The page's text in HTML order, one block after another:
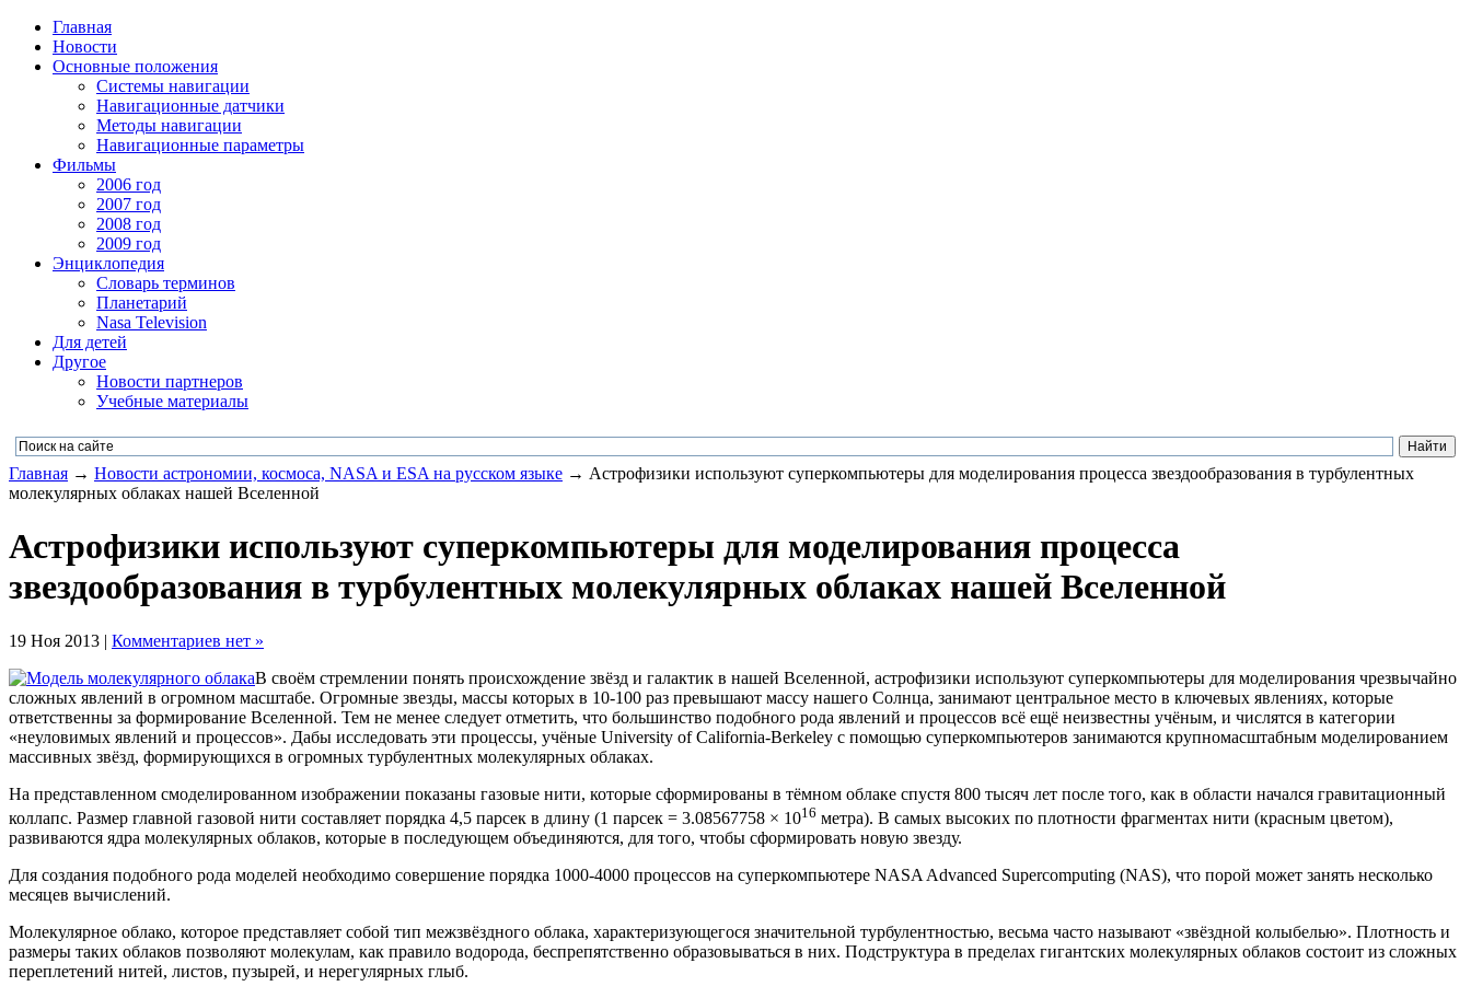
Главная
Новости
Основные положения
Системы навигации
Навигационные датчики
Методы навигации
Навигационные параметры
Фильмы
2006 год
2007 год
2008 год
2009 год
Энциклопедия
Словарь терминов
Планетарий
Nasa Television
Для детей
Другое
Новости партнеров
Учебные материалы
Главная → Новости астрономии, космоса, NASA и ESA на русском языке → Астрофизики используют суперкомпьютеры для моделирования процесса звездообразования в турбулентных
молекулярных облаках нашей Вселенной
Астрофизики используют суперкомпьютеры для моделирования процесса
звездообразования в турбулентных молекулярных облаках нашей Вселенной
19 Ноя 2013 | Комментариев нет »
В своём стремлении понять происхождение звёзд и галактик в нашей Вселенной, астрофизики используют суперкомпьютеры для моделирования чрезвычайно
сложных явлений в огромном масштабе. Огромные звезды, массы которых в 10-100 раз превышают массу нашего Солнца, занимают центральное место в ключевых явлениях, которые
ответственны за формирование Вселенной. Тем не менее следует отметить, что большинство подобного рода явлений и процессов всё ещё неизвестны учёным, и числятся в категории
«неуловимых явлений и процессов». Дабы исследовать эти процессы, учёные University of California-Berkeley с помощью суперкомпьютеров занимаются крупномасштабным моделированием
массивных звёзд, формирующихся в огромных турбулентных молекулярных облаках.
На представленном смоделированном изображении показаны газовые нити, которые сформированы в тёмном облаке спустя 800 тысяч лет после того, как в области начался гравитационный
коллапс. Размер главной газовой нити составляет порядка 4,5 парсек в длину (1 парсек = 3.08567758 × 1016 метра). В самых высоких по плотности фрагментах нити (красным цветом),
развиваются ядра молекулярных облаков, которые в последующем объединяются, для того, чтобы сформировать новую звезду.
Для создания подобного рода моделей необходимо совершение порядка 1000-4000 процессов на суперкомпьютере NASA Advanced Supercomputing (NAS), что порой может занять несколько
месяцев вычислений.
Молекулярное облако, которое представляет собой тип межзвёздного облака, характеризующегося значительной турбулентностью, весьма часто называют «звёздной колыбелью». Плотность и
размеры таких облаков позволяют молекулам, как правило водорода, беспрепятственно образовываться в них. Подструктура в пределах гигантских молекулярных облаков состоит из сложных
переплетений нитей, листов, пузырей, и нерегулярных глыб.